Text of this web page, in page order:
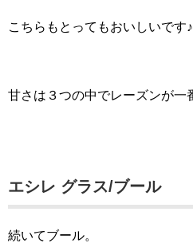
こちらもとってもおいしいです♪
甘さは３つの中でレーズンが一
エシレ グラス/ブール
続いてブール。